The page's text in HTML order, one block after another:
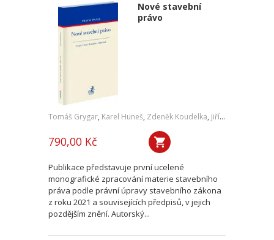
Nové stavební
právo
Tomáš Grygar, Karel Huneš, Zdeněk Koudelka, Jiří Zicha
790,00 Kč
Publikace představuje první ucelené
monografické zpracování materie stavebního
práva podle právní úpravy stavebního zákona
z roku 2021 a souvisejících předpisů, v jejich
pozdějším znění. Autorský...